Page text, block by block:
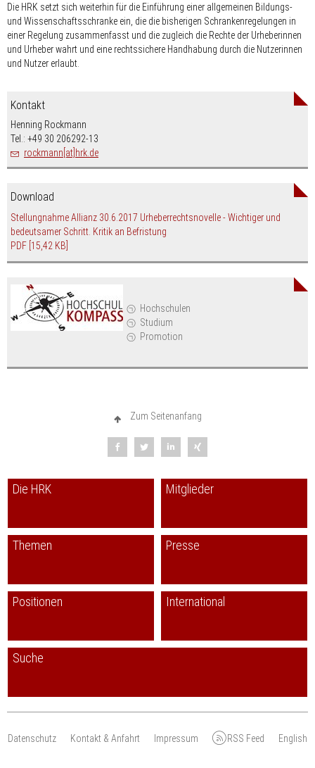
Die HRK setzt sich weiterhin für die Einführung einer allgemeinen Bildungs-
und Wissenschaftsschranke ein, die die bisherigen Schrankenregelungen in
einer Regelung zusammenfasst und die zugleich die Rechte der Urheberinnen
und Urheber wahrt und eine rechtssichere Handhabung durch die Nutzerinnen
und Nutzer erlaubt.
Hochschulen
Studium
Promotion
Kontakt
Henning Rockmann
Tel.: +49 30 206292-13
rockmann[at]hrk.de
Download
Stellungnahme Allianz 30.6.2017 Urheberrechtsnovelle - Wichtiger und
bedeutsamer Schritt. Kritik an Befristung
PDF [15,42 KB]
Zum Seitenanfang
Die HRK Mitglieder
Themen Presse
Positionen International
Suche
Datenschutz Kontakt & Anfahrt Impressum RSS Feed English